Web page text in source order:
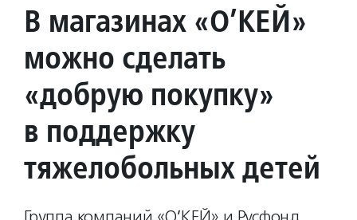
В магазинах «О’КЕЙ»
можно сделать
«добрую покупку»
в поддержку
тяжелобольных детей